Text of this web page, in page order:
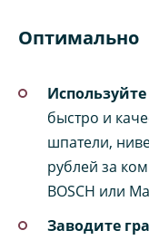
Оптимально
быстро и
шпатели,
рублей за
BOSCH или
Заводите